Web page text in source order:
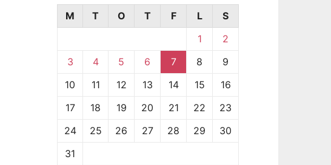
M
T O T F L
S
1
2
3
4 5 6 7 8
9
10
11 12 13 14 15
16
17
18 19 20 21 22
23
24
25 26 27 28 29
30
31